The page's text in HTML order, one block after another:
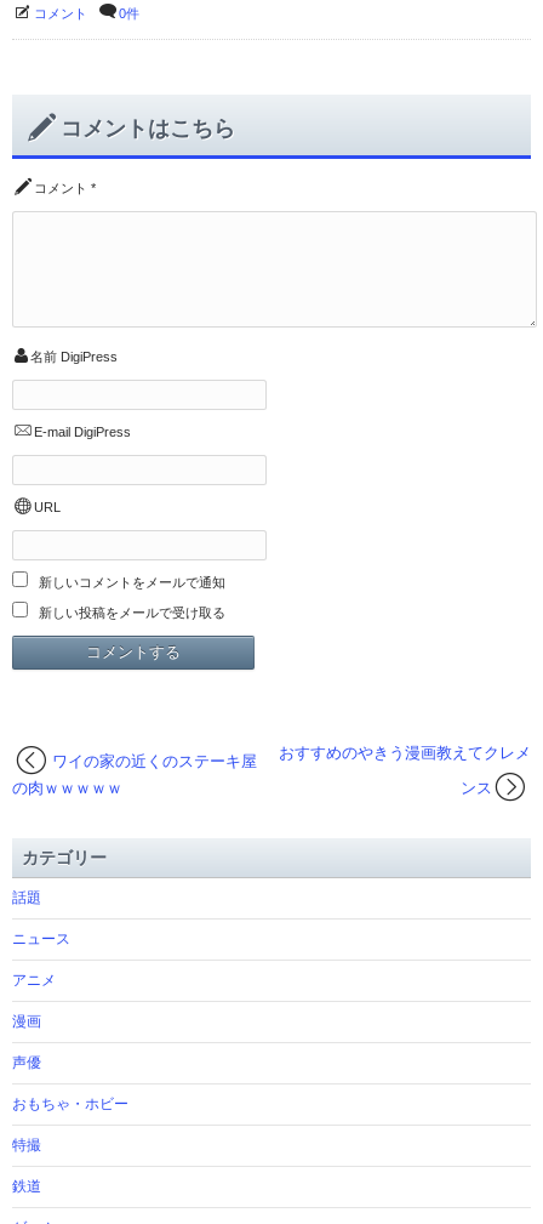
コメント 0件
コメントはこちら
コメント *
名前 DigiPress
E-mail DigiPress
URL
新しいコメントをメールで通知
新しい投稿をメールで受け取る
おすすめのやきう漫画教えてクレメ
ンス
ワイの家の近くのステーキ屋
の肉ｗｗｗｗｗ
カテゴリー
話題
ニュース
アニメ
漫画
声優
おもちゃ・ホビー
特撮
鉄道